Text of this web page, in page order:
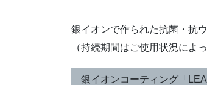
銀イオンで作られた抗菌・抗
（持続期間はご使用状況によ
銀イオンコーティング「LEA